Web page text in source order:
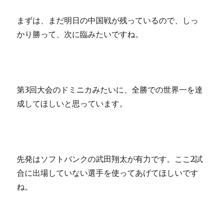
まずは、まだ明日の中国戦が残っているので、しっ
かり勝って、次に臨みたいですね。
第3回大会のドミニカみたいに、全勝での世界一を達
成してほしいと思っています。
先発はソフトバンクの武田翔太が有力です。ここ2試
合に出場していない選手を使ってあげてほしいです
ね。